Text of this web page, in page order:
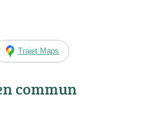
Trajet Maps
commun